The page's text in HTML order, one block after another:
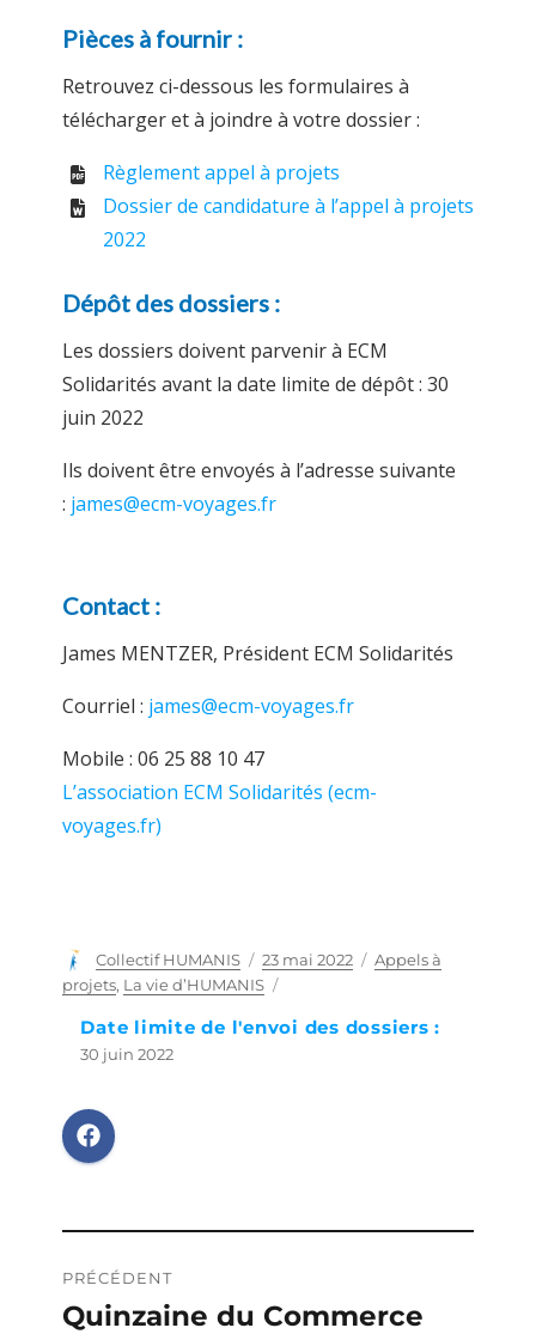
Pièces à fournir :
Retrouvez ci-dessous les formulaires à
télécharger et à joindre à votre dossier :
Règlement appel à projets
Dossier de candidature à l’appel à projets
2022
Dépôt des dossiers :
Les dossiers doivent parvenir à ECM
Solidarités avant la date limite de dépôt : 30
juin 2022
Ils doivent être envoyés à l’adresse suivante
: james@ecm-voyages.fr
Contact :
James MENTZER, Président ECM Solidarités
Courriel : james@ecm-voyages.fr
Mobile : 06 25 88 10 47
L’association ECM Solidarités (ecm-
voyages.fr)
Auteur
Collectif HUMANIS
Publié
le
23 mai 2022 Catégories
Appels à
projets, La vie d’HUMANIS
Date limite de l'envoi des dossiers :
30 juin 2022
de
PRÉCÉDENT
Publication
Quinzaine du Commerce